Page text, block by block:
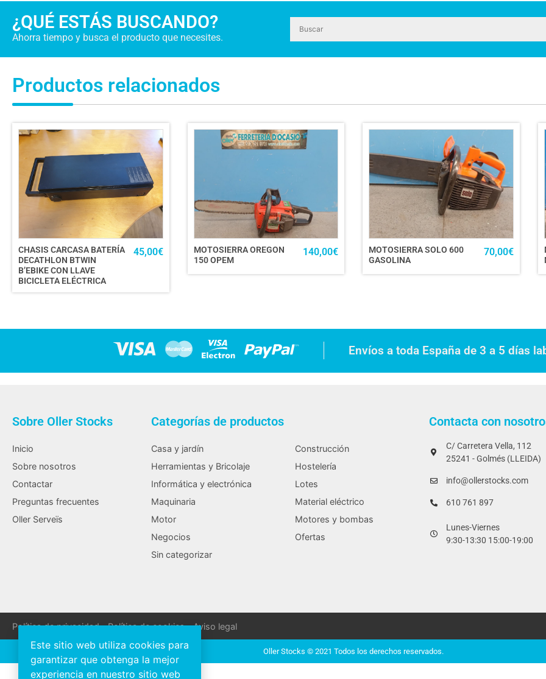
¿QUÉ ESTÁS BUSCANDO?
Ahorra tiempo y busca el producto que necesites.
Productos relacionados
CHASIS CARCASA BATERÍA
DECATHLON BTWIN
B’EBIKE CON LLAVE
BICICLETA ELÉCTRICA
45,00€
MOTOSIERRA OREGON
150 OPEM
140,00€
MOTOSIERRA SOLO 600
GASOLINA
70,00€
Envíos a toda España de 3 a 5 días
Sobre Oller Stocks
Inicio
Sobre nosotros
Contactar
Preguntas frecuentes
Oller Serveïs
Categorías de productos
Casa y jardín
Construcción
Herramientas y Bricolaje
Hostelería
Informática y electrónica
Lotes
Maquinaria
Material eléctrico
Motor
Motores y bombas
Negocios
Ofertas
Sin categorizar
Contacta con
C/ Carretera Vella, 112
25241 - Golmés (LLEIDA)
info@ollerstocks.com
610 761 897
Lunes-Viernes
9:30-13:30 15:00-19:00
Política de privacidad Política de cookies Aviso legal
Oller Stocks © 2021 Todos los derechos reservados.
Este sitio web utiliza cookies para
garantizar que obtenga la mejor
experiencia en nuestro sitio web